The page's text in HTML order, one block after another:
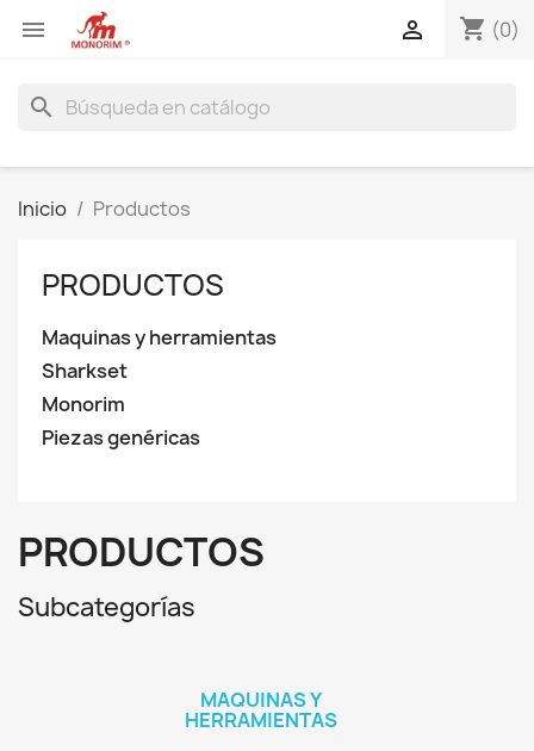
 shopping_cart (0)

search
Inicio Productos
PRODUCTOS
Maquinas y herramientas
Sharkset
Monorim
Piezas genéricas
PRODUCTOS
Subcategorías
MAQUINAS Y
HERRAMIENTAS